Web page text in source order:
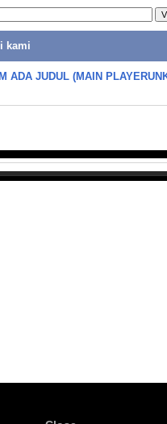
kami
ADA JUDUL (MAIN